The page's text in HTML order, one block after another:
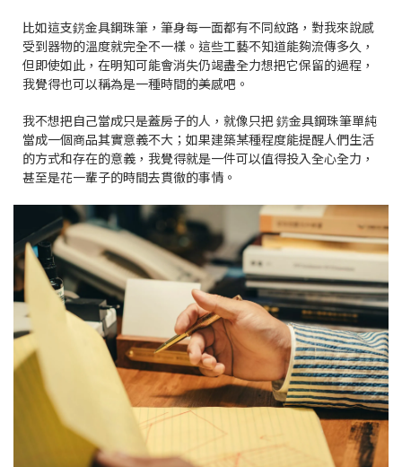
比如這支錺金具鋼珠筆，筆身每一面都有不同紋路，對我來說感
受到器物的溫度就完全不一樣。這些工藝不知道能夠流傳多久，
但即使如此，在明知可能會消失仍竭盡全力想把它保留的過程，
我覺得也可以稱為是一種時間的美感吧。
我不想把自己當成只是蓋房子的人，就像只把 錺金具鋼珠筆單純
當成一個商品其實意義不大；如果建築某種程度能提醒人們生活
的方式和存在的意義，我覺得就是一件可以值得投入全心全力，
甚至是花一輩子的時間去貫徹的事情。